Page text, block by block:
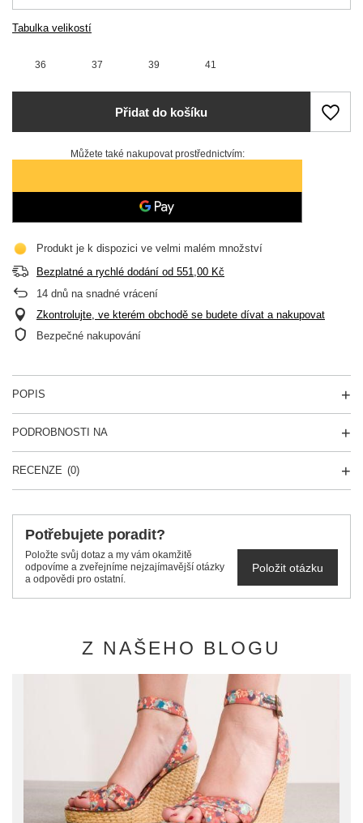
36 37 39 41
Tabulka velikostí
Přidat do košíku
Můžete také nakupovat prostřednictvím:
Produkt je k dispozici ve velmi malém množství
Bezplatné a rychlé dodání od 551,00 Kč
14 dnů na snadné vrácení
Zkontrolujte, ve kterém obchodě se budete dívat a nakupovat
Bezpečné nakupování
POPIS
PODROBNOSTI NA
RECENZE (0)
Potřebujete poradit?
Položte svůj dotaz a my vám okamžitě
odpovíme a zveřejníme nejzajímavější otázky
a odpovědi pro ostatní.
Položit otázku
Z NAŠEHO BLOGU